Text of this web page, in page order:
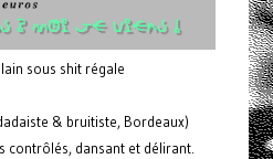
sous shit régale
& bruitiste, Bordeaux)
contrôlés, dansant et délirant.